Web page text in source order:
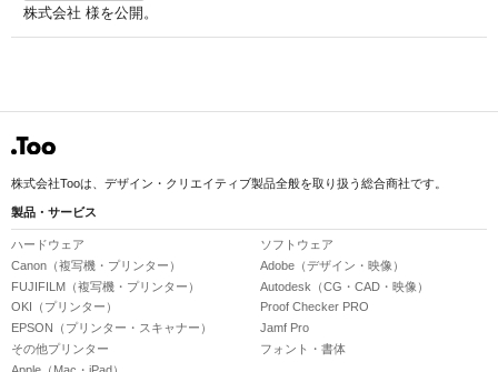
株式会社 様を公開。
株式会社Tooは、デザイン・クリエイティブ製品全般を取り扱う総合商社です。
製品・サービス
ハードウェア
Canon（複写機・プリンター）
FUJIFILM（複写機・プリンター）
OKI（プリンター）
EPSON（プリンター・スキャナー）
その他プリンター
Apple（Mac・iPad）
ソフトウェア
Adobe（デザイン・映像）
Autodesk（CG・CAD・映像）
Proof Checker PRO
Jamf Pro
フォント・書体